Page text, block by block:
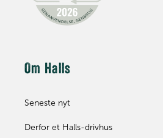
Om Halls
Seneste nyt
Derfor et Halls-drivhus